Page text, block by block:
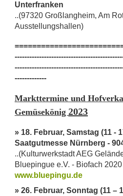
Unterfranken
..(97320 Großlangheim, Am
Ausstellungshallen)
-------------
Markttermine und
Gemüsekönig 2023
» 18. Februar, Samstag (11 -
Saatgutmesse Nürnberg -
..(Kulturwerkstadt AEG
Bluepingue e.V. - Biofach 2020
www.bluepingu.de
» 26. Februar, Sonntag (11 –